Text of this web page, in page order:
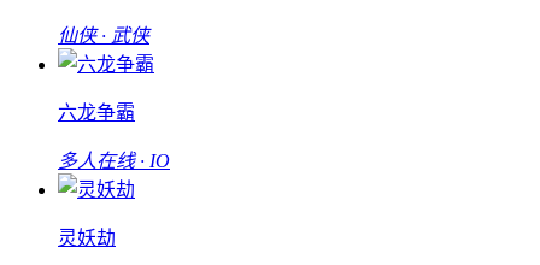
仙侠 · 武侠
六龙争霸
多人在线 · IO
灵妖劫